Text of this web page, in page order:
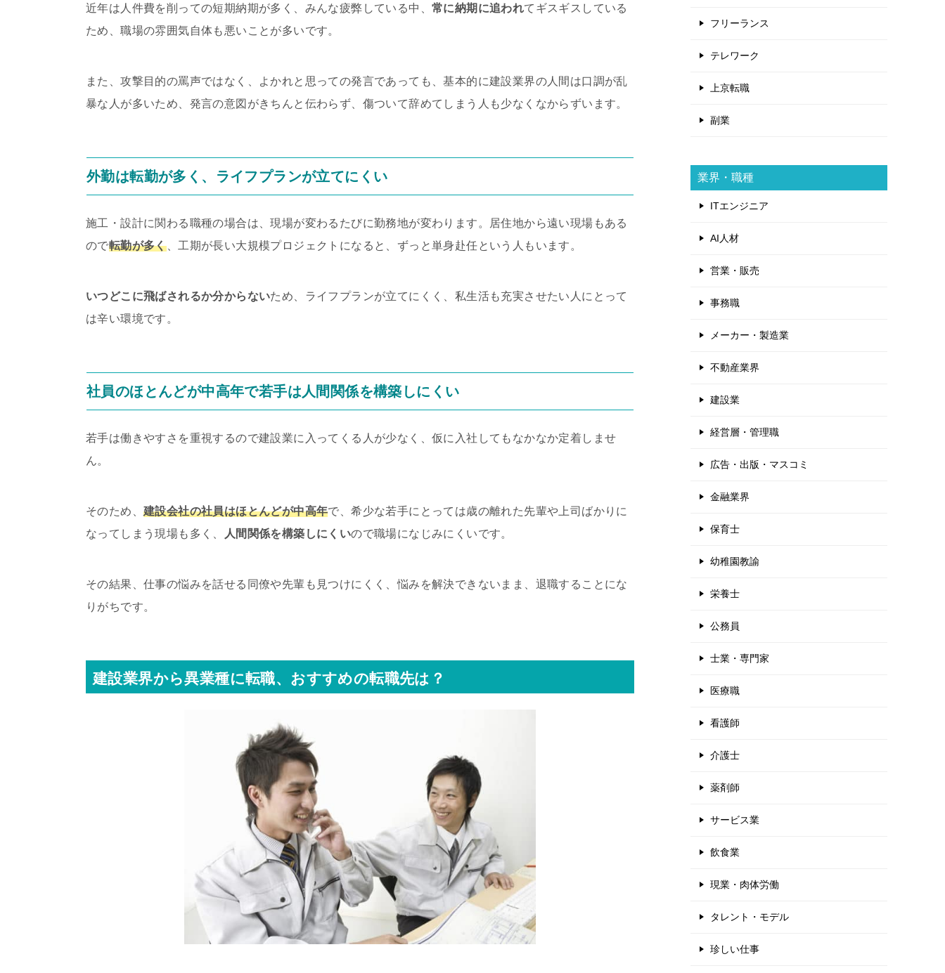
近年は人件費を削っての短期納期が多く、みんな疲弊している中、 常に納期に追われてギスギスしている
ため、職場の雰囲気自体も悪いことが多いです。
また、攻撃目的の罵声ではなく、よかれと思っての発言であっても、基本的に建設業界の人間は口調が乱
暴な人が多いため、発言の意図がきちんと伝わらず、傷ついて辞めてしまう人も少なくなからずいます。
外勤は転勤が多く、ライフプランが立てにくい
施工・設計に関わる職種の場合は、現場が変わるたびに勤務地が変わります。居住地から遠い現場もある
ので転勤が多く、工期が長い大規模プロジェクトになると、ずっと単身赴任という人もいます。
いつどこに飛ばされるか分からないため、ライフプランが立てにくく、私生活も充実させたい人にとって
は辛い環境です。
社員のほとんどが中高年で若手は人間関係を構築しにくい
若手は働きやすさを重視するので建設業に入ってくる人が少なく、仮に入社してもなかなか定着しませ
ん。
そのため、 建設会社の社員はほとんどが中高年で、希少な若手にとっては歳の離れた先輩や上司ばかりに
なってしまう現場も多く、
人間関係を構築しにくいので職場になじみにくいです。
その結果、仕事の悩みを話せる同僚や先輩も見つけにくく、悩みを解決できないまま、退職することにな
りがちです。
建設業界から異業種に転職、おすすめの転職先は？
フリーランス
テレワーク
上京転職
副業
業界・職種
ITエンジニア
AI人材
営業・販売
事務職
メーカー・製造業
不動産業界
建設業
経営層・管理職
広告・出版・マスコミ
金融業界
保育士
幼稚園教諭
栄養士
公務員
士業・専門家
医療職
看護師
介護士
薬剤師
サービス業
飲食業
現業・肉体労働
タレント・モデル
珍しい仕事